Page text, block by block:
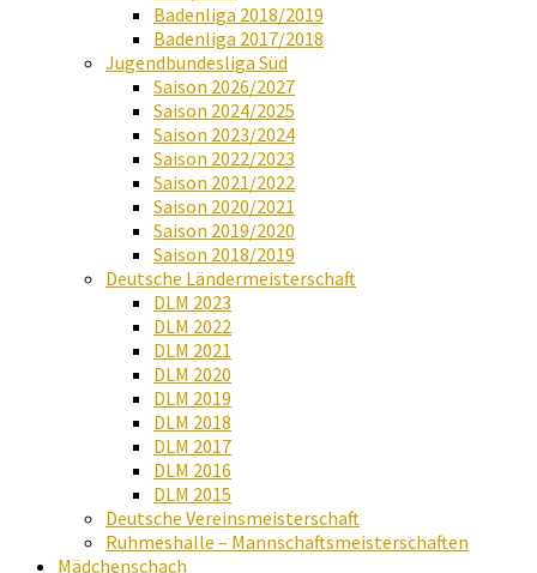
Badenliga 2018/2019
Badenliga 2017/2018
Jugendbundesliga Süd
Saison 2026/2027
Saison 2024/2025
Saison 2023/2024
Saison 2022/2023
Saison 2021/2022
Saison 2020/2021
Saison 2019/2020
Saison 2018/2019
Deutsche Ländermeisterschaft
DLM 2023
DLM 2022
DLM 2021
DLM 2020
DLM 2019
DLM 2018
DLM 2017
DLM 2016
DLM 2015
Deutsche Vereinsmeisterschaft
Ruhmeshalle – Mannschaftsmeisterschaften
Mädchenschach